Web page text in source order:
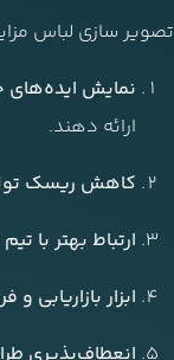
تصویر سازی لباس
نمایش ایده‌های
ارائه دهند.
کاهش ریسک
ارتباط بهتر با
ابزار بازاریابی